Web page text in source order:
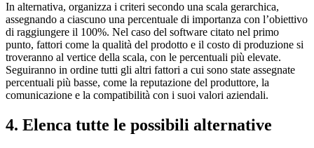
In alternativa, organizza i criteri secondo una scala gerarchica,
assegnando a ciascuno una percentuale di importanza con l’obiettivo
di raggiungere il 100%. Nel caso del software citato nel primo
punto, fattori come la qualità del prodotto e il costo di produzione si
troveranno al vertice della scala, con le percentuali più elevate.
Seguiranno in ordine tutti gli altri fattori a cui sono state assegnate
percentuali più basse, come la reputazione del produttore, la
comunicazione e la compatibilità con i suoi valori aziendali.
4. Elenca tutte le possibili alternative